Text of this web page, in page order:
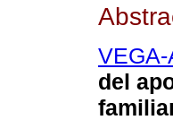
del